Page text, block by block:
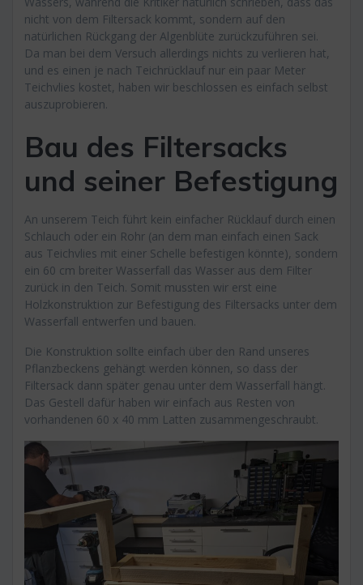
nicht von dem Filtersack kommt, sondern auf den
natürlichen Rückgang der Algenblüte zurückzuführen sei.
Da man bei dem Versuch allerdings nichts zu verlieren hat,
und es einen je nach Teichrücklauf nur ein paar Meter
Teichvlies kostet, haben wir beschlossen es einfach selbst
auszuprobieren.
Bau des Filtersacks
und seiner Befestigung
An unserem Teich führt kein einfacher Rücklauf durch einen
Schlauch oder ein Rohr (an dem man einfach einen Sack
aus Teichvlies mit einer Schelle befestigen könnte), sondern
ein 60 cm breiter Wasserfall das Wasser aus dem Filter
zurück in den Teich. Somit mussten wir erst eine
Holzkonstruktion zur Befestigung des Filtersacks unter dem
Wasserfall entwerfen und bauen.
Die Konstruktion sollte einfach über den Rand unseres
Pflanzbeckens gehängt werden können, so dass der
Filtersack dann später genau unter dem Wasserfall hängt.
Das Gestell dafür haben wir einfach aus Resten von
vorhandenen 60 x 40 mm Latten zusammengeschraubt.